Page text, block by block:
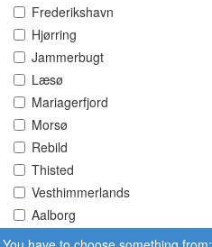
Frederikshavn
Hjørring
Jammerbugt
Læsø
Mariagerfjord
Morsø
Rebild
Thisted
Vesthimmerlands
Aalborg